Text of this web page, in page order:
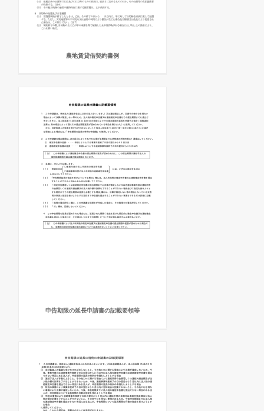
農地賃貸借契約書例
申告期限の延長申請書の記載要領等